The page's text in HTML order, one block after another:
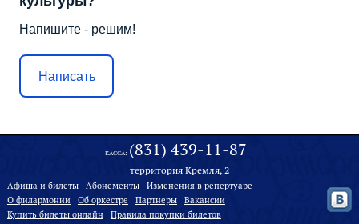
Напишите - решим!
Написать
КАССА: (831) 439-11-87
территория Кремля, 2
Афиша и билеты Абонементы
Изменения в репертуаре
О филармонии
Oб оркестре Партнеры
Вакансии
Купить билеты онлайн
Правила покупки билетов